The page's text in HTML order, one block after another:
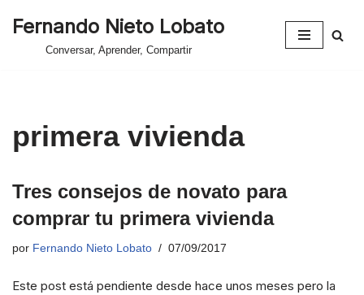
Fernando Nieto Lobato
Conversar, Aprender, Compartir
primera vivienda
Tres consejos de novato para
comprar tu primera vivienda
por Fernando Nieto Lobato 07/09/2017
Este post está pendiente desde hace unos meses pero la